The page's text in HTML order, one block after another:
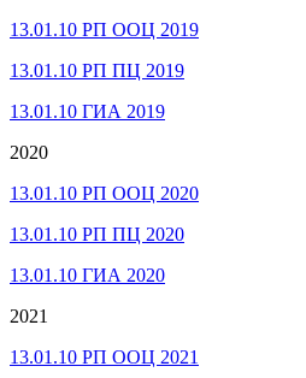
13.01.10 РП ООЦ 2019
13.01.10 РП ПЦ 2019
13.01.10 ГИА 2019
2020
13.01.10 РП ООЦ 2020
13.01.10 РП ПЦ 2020
13.01.10 ГИА 2020
2021
13.01.10 РП ООЦ 2021